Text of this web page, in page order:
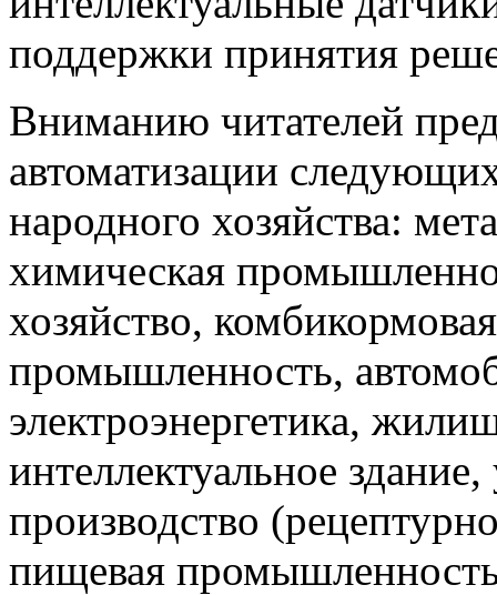
поддержки принятия
Вниманию читателей
автоматизации
народного хозяйства:
химическая
хозяйство,
промышленность,
электроэнергетика,
интеллектуальное
производство
пищевая